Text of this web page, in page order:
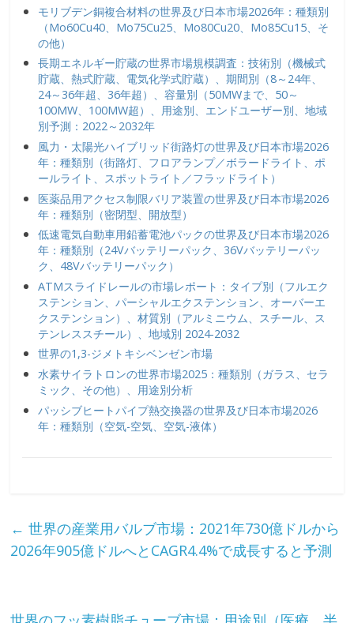
モリブデン銅複合材料の世界及び日本市場2026年：種類別
（Mo60Cu40、Mo75Cu25、Mo80Cu20、Mo85Cu15、そ
の他）
長期エネルギー貯蔵の世界市場規模調査：技術別（機械式
貯蔵、熱式貯蔵、電気化学式貯蔵）、期間別（8～24年、
24～36年超、36年超）、容量別（50MWまで、50～
100MW、100MW超）、用途別、エンドユーザー別、地域
別予測：2022～2032年
風力・太陽光ハイブリッド街路灯の世界及び日本市場2026
年：種類別（街路灯、フロアランプ／ボラードライト、ポ
ールライト、スポットライト／フラッドライト）
医薬品用アクセス制限バリア装置の世界及び日本市場2026
年：種類別（密閉型、開放型）
低速電気自動車用鉛蓄電池パックの世界及び日本市場2026
年：種類別（24Vバッテリーパック、36Vバッテリーパッ
ク、48Vバッテリーパック）
ATMスライドレールの市場レポート：タイプ別（フルエク
ステンション、パーシャルエクステンション、オーバーエ
クステンション）、材質別（アルミニウム、スチール、ス
テンレススチール）、地域別 2024-2032
世界の1,3-ジメトキシベンゼン市場
水素サイラトロンの世界市場2025：種類別（ガラス、セラ
ミック、その他）、用途別分析
パッシブヒートパイプ熱交換器の世界及び日本市場2026
年：種類別（空気-空気、空気-液体）
← 世界の産業用バルブ市場：2021年730億ドルから
2026年905億ドルへとCAGR4.4%で成長すると予測